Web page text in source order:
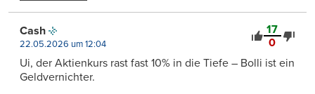
17
0
Cash
22.05.2026 um 12:04
Ui, der Aktienkurs rast fast 10% in die Tiefe – Bolli ist ein
Geldvernichter.